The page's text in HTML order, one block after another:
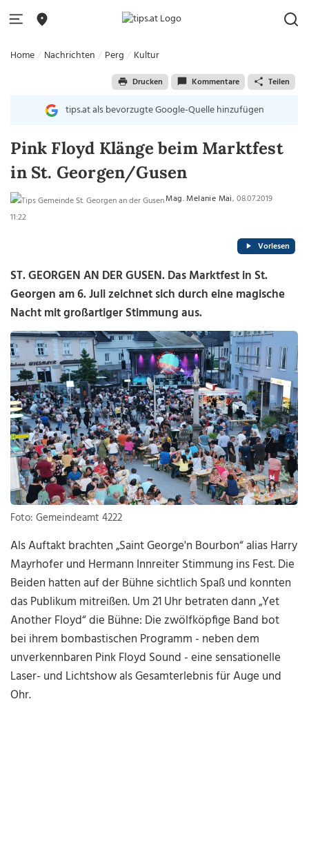
Home Nachrichten Perg Kultur
Drucken Kommentare Teilen
tips.at als bevorzugte Google-Quelle hinzufügen
Pink Floyd Klänge beim Marktfest
in St. Georgen/Gusen
Mag. Melanie Mai, 08.07.2019
11:22
Vorlesen
ST. GEORGEN AN DER GUSEN. Das Marktfest in St.
Georgen am 6. Juli zeichnet sich durch eine magische
Nacht mit großartiger Stimmung aus.
Foto: Gemeindeamt 4222
Als Auftakt brachten „Saint George'n Bourbon“ alias Harry
Mayrhofer und Hermann Innreiter Stimmung ins Fest. Die
Beiden hatten auf der Bühne sichtlich Spaß und konnten
das Publikum mitreißen. Um 21 Uhr betraten dann „Yet
Another Floyd“ die Bühne: Die zwölfköpfige Band bot
bei ihrem bombastischen Programm - neben dem
unverkennbaren Pink Floyd Sound - eine sensationelle
Laser- und Lichtshow als Gesamterlebnis für Auge und
Ohr.